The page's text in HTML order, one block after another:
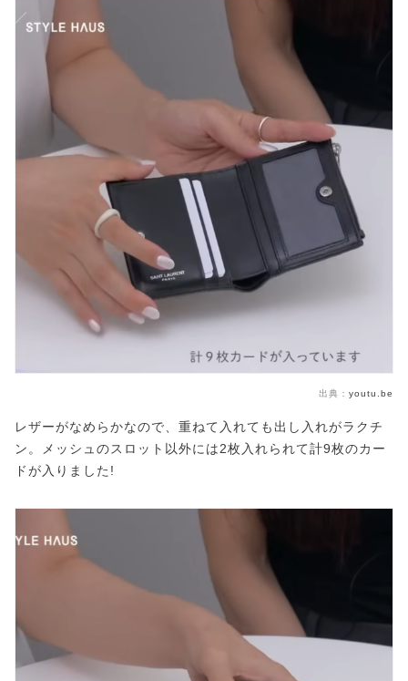
出典： youtu.be
レザーがなめらかなので、重ねて入れても出し入れがラクチ
ン。メッシュのスロット以外には2枚入れられて計9枚のカー
ドが入りました!